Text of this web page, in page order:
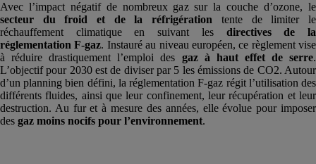
Avec l’impact négatif de nombreux gaz sur la couche d’ozone, le
secteur du froid et de la réfrigération tente de limiter le
réchauffement climatique en suivant les directives de la
réglementation F-gaz. Instauré au niveau européen, ce règlement vise
à réduire drastiquement l’emploi des gaz à haut effet de serre.
L’objectif pour 2030 est de diviser par 5 les émissions de CO2. Autour
d’un planning bien défini, la réglementation F-gaz régit l’utilisation des
différents fluides, ainsi que leur confinement, leur récupération et leur
destruction. Au fur et à mesure des années, elle évolue pour imposer
des gaz moins nocifs pour l’environnement.